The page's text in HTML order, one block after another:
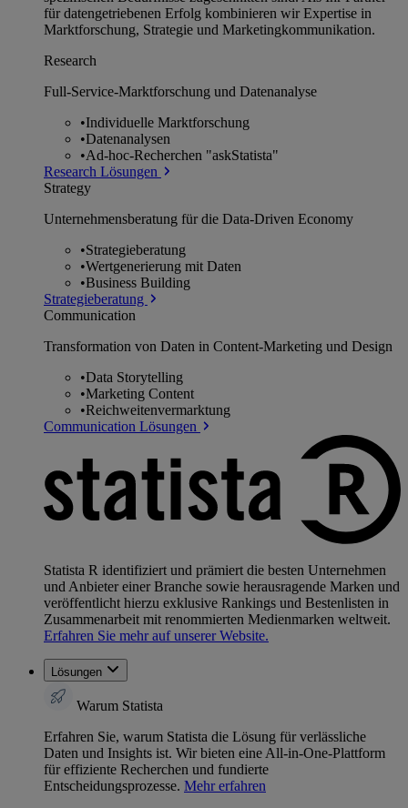
für datengetriebenen Erfolg kombinieren wir Expertise in
Marktforschung, Strategie und Marketingkommunikation.
Research
Full-Service-Marktforschung und Datenanalyse
•Individuelle Marktforschung
•Datenanalysen
•Ad-hoc-Recherchen "askStatista"
Research Lösungen
Strategy
Unternehmens­beratung für die Data-Driven Economy
•Strategieberatung
•Wertgenerierung mit Daten
•Business Building
Strategieberatung
Communication
Transformation von Daten in Content-Marketing und Design
•Data Storytelling
•Marketing Content
•Reichweitenvermarktung
Communication Lösungen
Statista R identifiziert und prämiert die besten Unternehmen
und Anbieter einer Branche sowie herausragende Marken und
veröffentlicht hierzu exklusive Rankings und Bestenlisten in
Zusammenarbeit mit renommierten Medienmarken weltweit.
Erfahren Sie mehr auf unserer Website.
Lösungen
Warum Statista
Erfahren Sie, warum Statista die Lösung für verlässliche
Daten und Insights ist. Wir bieten eine All-in-One-Plattform
für effiziente Recherchen und fundierte
Entscheidungsprozesse. Mehr erfahren